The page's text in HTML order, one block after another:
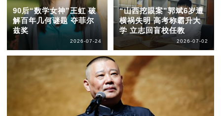
90后“数学女神”王虹 破
解百年几何谜题 夺菲尔
兹奖
2026-07-24
“山西挖眼案”郭斌6岁遭
横祸失明 高考称霸升大
学 立志回盲校任教
2026-07-02